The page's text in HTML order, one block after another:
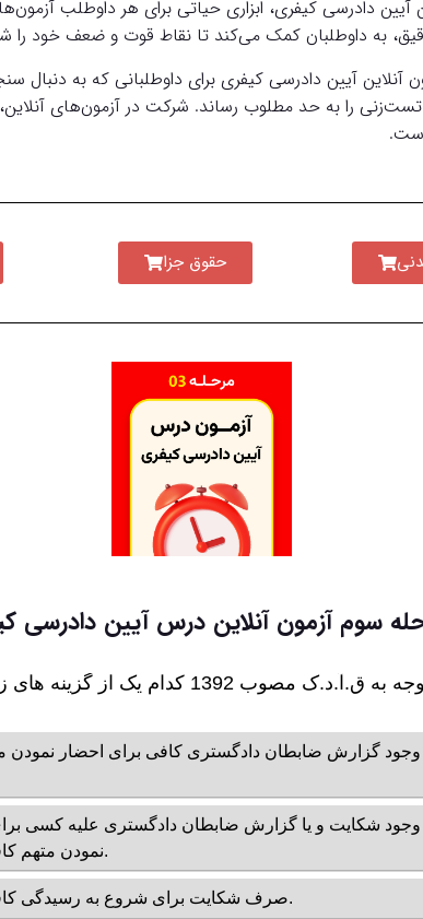
آیین دادرسی کیفری، ابزاری حیاتی برای هر داوطلب
به داوطلبان کمک می‌کند تا نقاط قوت و ضعف خود را
آنلاین آیین دادرسی کیفری برای داوطلبانی که به
را به حد مطلوب رساند. شرکت در آزمون‌های
حقوق جزا
سوم آزمون آنلاین درس آیین دادرسی